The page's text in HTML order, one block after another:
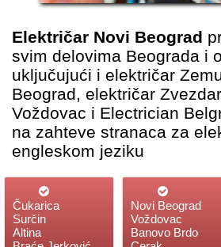
Električar Novi Beograd
svim delovima Beograda i
uključujući i električar
Beograd, električar
Voždovac i Electrician
na zahteve stranaca za
engleskom jeziku
Čukarica
Surčin
Altina
Novi Beograd
Voždovac
Banovo Brdo